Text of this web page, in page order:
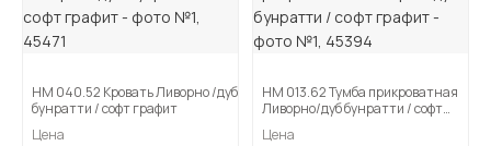
НМ 040.52 Кровать Ливорно /дуб
бунратти / софт графит
Цена
НМ 013.62 Тумба прикроватная
Ливорно/дуб бунратти / софт
Цена